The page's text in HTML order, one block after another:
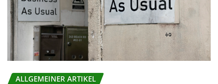
ALLGEMEINER ARTIKEL